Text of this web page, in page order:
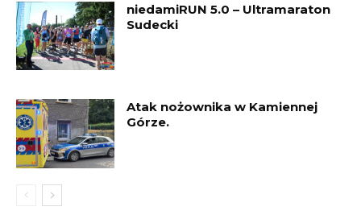
niedamiRUN 5.0 – Ultramaraton
Sudecki
Atak nożownika w Kamiennej
Górze.